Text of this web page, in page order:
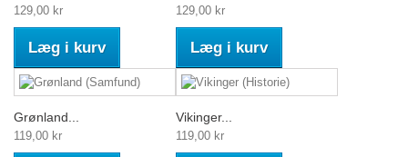
129,00 kr
Læg i kurv
129,00 kr
Læg i kurv
Grønland...
119,00 kr
Vikinger...
119,00 kr